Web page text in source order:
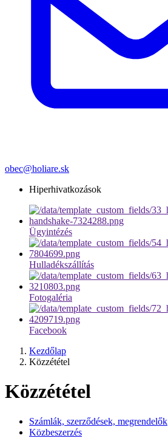
obec@holiare.sk
Hiperhivatkozások
Ügyintézés
Hulladékszállítás
Fotogaléria
Facebook
Kezdőlap
Közzététel
Közzététel
Számlák, szerződések, megrendelők
Közbeszerzés